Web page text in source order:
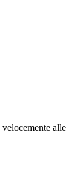
alle